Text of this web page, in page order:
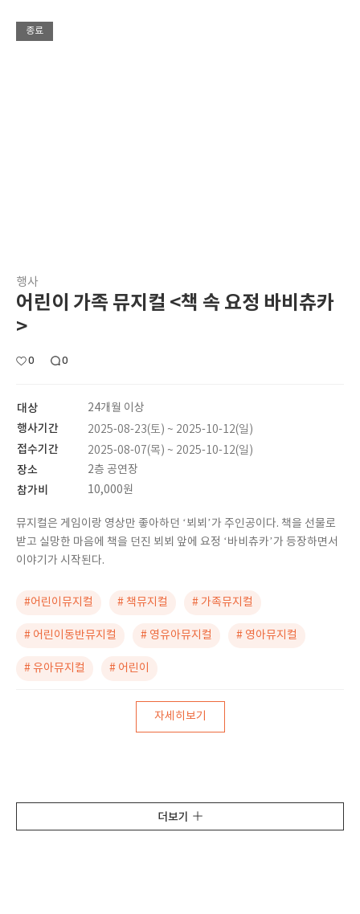
종료
행사
어린이 가족 뮤지컬 <책 속 요정 바비츄카
>
0 0
대상 24개월 이상
행사기간 2025-08-23(토) ~ 2025-10-12(일)
접수기간 2025-08-07(목) ~ 2025-10-12(일)
장소 2층 공연장
참가비 10,000원
뮤지컬은 게임이랑 영상만 좋아하던 ‘뵈뵈’가 주인공이다. 책을 선물로
받고 실망한 마음에 책을 던진 뵈뵈 앞에 요정 ‘바비츄카’가 등장하면서
이야기가 시작된다.
#어린이뮤지컬 # 책뮤지컬 # 가족뮤지컬
# 어린이동반뮤지컬 # 영유아뮤지컬 # 영아뮤지컬
# 유아뮤지컬 # 어린이
자세히보기
더보기